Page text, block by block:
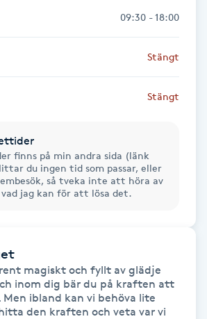
09:30 - 18:00
Stängt
Stängt
finns på min andra sida (länk
du ingen tid som passar, eller
så tveka inte att höra av
vad jag kan för att lösa det.
magiskt och fyllt av glädje
inom dig bär du på kraften att
ibland kan vi behöva lite
den kraften och veta var vi